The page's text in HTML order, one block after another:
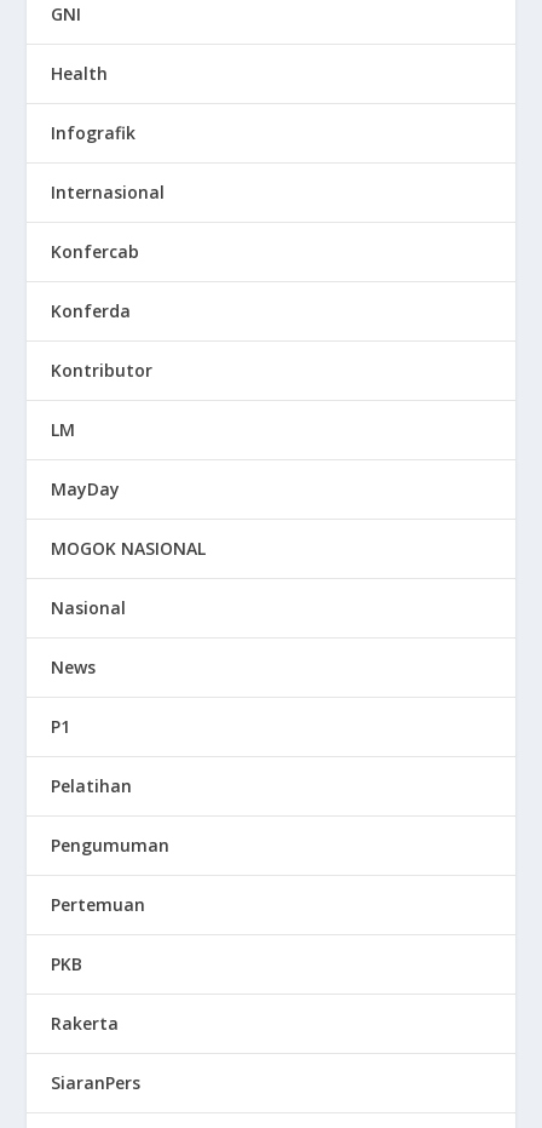
GNI
Health
Infografik
Internasional
Konfercab
Konferda
Kontributor
LM
MayDay
MOGOK NASIONAL
Nasional
News
P1
Pelatihan
Pengumuman
Pertemuan
PKB
Rakerta
SiaranPers